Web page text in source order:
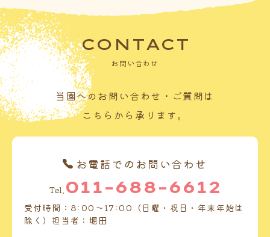
CONTACT
お問い合わせ
当園へのお問い合わせ・ご質問は
こちらから承ります。
お電話でのお問い合わせ
Tel. 011-688-6612
受付時間：8:00～17:00（日曜・祝日・年末年始は
除く）担当者：堀田